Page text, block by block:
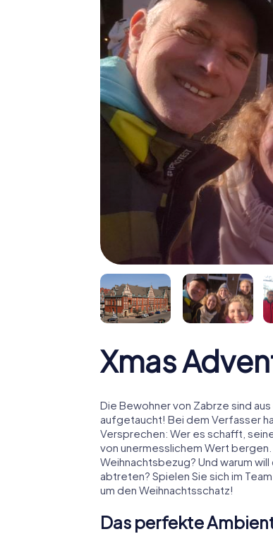
Xmas
Die Bewohner von Zabrze sind
aufgetaucht! Bei dem Verfasser
Versprechen: Wer es schafft,
von unermesslichem Wert
Weihnachtsbezug? Und warum
abtreten? Spielen Sie sich im
um den Weihnachtsschatz!
Das perfekte